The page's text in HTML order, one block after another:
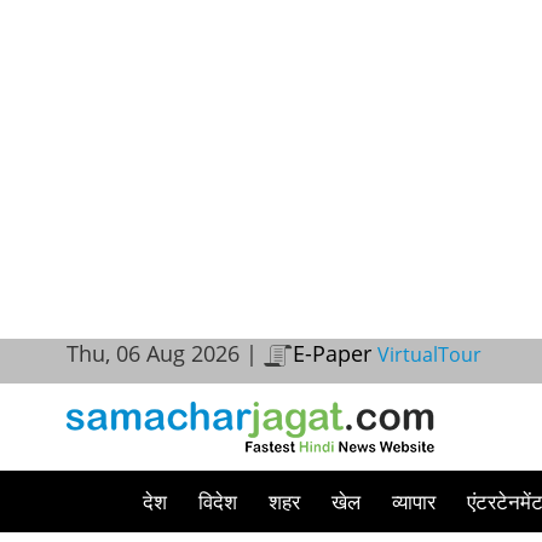
Thu, 06 Aug 2026 | E-Paper VirtualTour
देश विदेश शहर खेल व्यापार एंटरटेनमेंट